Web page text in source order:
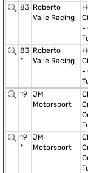
83 Roberto
Valle Racing
-
83
*
Roberto
Valle Racing
-
19
JM
Motorsport
19
*
JM
Motorsport